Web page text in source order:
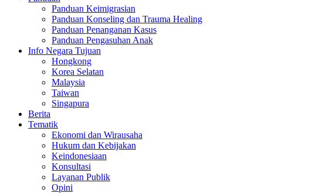
Panduan Keimigrasian
Panduan Konseling dan Trauma Healing
Panduan Penanganan Kasus
Panduan Pengasuhan Anak
Info Negara Tujuan
Hongkong
Korea Selatan
Malaysia
Taiwan
Singapura
Berita
Tematik
Ekonomi dan Wirausaha
Hukum dan Kebijakan
Keindonesiaan
Konsultasi
Layanan Publik
Opini